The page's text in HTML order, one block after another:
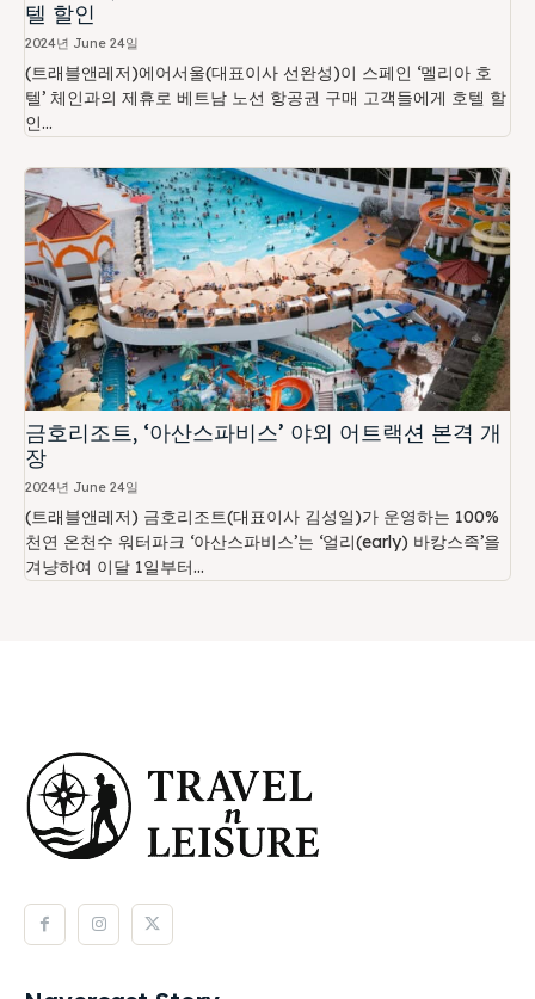
텔 할인
2024년 June 24일
(트래블앤레저)에어서울(대표이사 선완성)이 스페인 ‘멜리아 호
텔’ 체인과의 제휴로 베트남 노선 항공권 구매 고객들에게 호텔 할
인...
금호리조트, ‘아산스파비스’ 야외 어트랙션 본격 개
장
2024년 June 24일
(트래블앤레저) 금호리조트(대표이사 김성일)가 운영하는 100%
천연 온천수 워터파크 ‘아산스파비스’는 ‘얼리(early) 바캉스족’을
겨냥하여 이달 1일부터...